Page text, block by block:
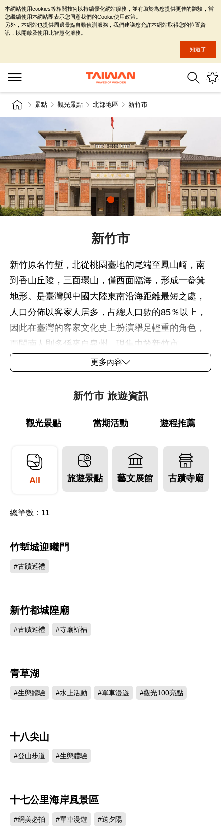
景點 觀光景點 北部地區 新竹市
新竹市
新竹原名竹塹，北從桃園臺地的尾端至鳳山崎，南
到香山丘陵，三面環山，僅西面臨海，形成一畚箕
地形。是臺灣與中國大陸東南沿海距離最短之處，
人口分佈以客家人居多，占總人口數的85％以上，
因此在臺灣的客家文化史上扮演舉足輕重的角色，
而閩南人則多係來自泉州，現集中於新竹市。
新竹懷抱著古老的文化，努力展現新的科學城風
下獨有的魅力，值得細細品嚐。
近十幾年來，由於科學工業園區的設立，標榜著高
移工和高學歷新移民漸次湧入，為這個傳統城市帶
來不同的思維與衝擊。舊有的文化產業和生活方式
在與不斷求新、求突破的高科技產業相互撞擊、激
文化、教育資源和生活休閒的中心，也是一個重要
更多旅遊資訊，詳見
更多內容
新竹市 旅遊資訊
觀光景點 當期活動 遊程推薦
All 旅遊景點 藝文展館 古蹟寺廟
總筆數： 11
竹塹城迎曦門
#古蹟巡禮
新竹都城隍廟
#古蹟巡禮 #寺廟祈福
青草湖
#生態體驗 #水上活動 #單車漫遊 #觀光100亮點
十八尖山
#登山步道 #生態體驗
十七公里海岸風景區
#網美必拍 #單車漫遊 #送夕陽
本網站使用cookies等相關技術以持續優化網站服務，並有助於為您提供更佳的體驗，當
您繼續使用本網站即表示您同意我們的Cookie使用政策。
另外，本網站也提供周邊景點自動偵測服務，我們建議您允許本網站取得您的位置資
訊，以開啟及使用此智慧化服務。
知道了